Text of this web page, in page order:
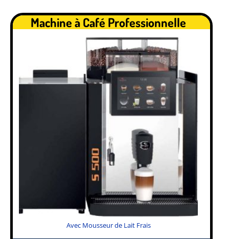
Machine à Café Professionnelle
Avec Mousseur de Lait Frais